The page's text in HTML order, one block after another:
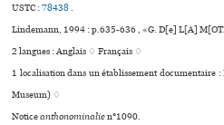
USTC :78438.
Lindemann, 1994 : p.635-636 , «G. D[e] L[A]
2 langues :Anglais ♢Français ♢
1 localisation dans un établissement
Museum) ♢
Noticeanthonominalien°1090.